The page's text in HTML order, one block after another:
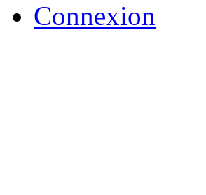
Connexion